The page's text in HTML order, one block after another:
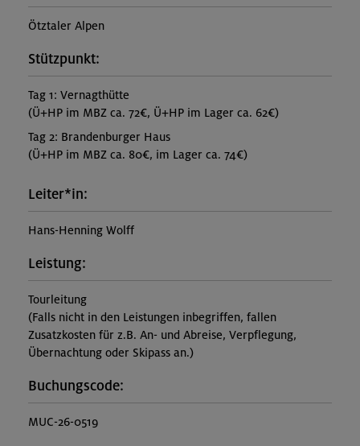
Ötztaler Alpen
Stützpunkt:
Tag 1: Vernagthütte
(Ü+HP im MBZ ca. 72€, Ü+HP im Lager ca. 62€)
Tag 2: Brandenburger Haus
(Ü+HP im MBZ ca. 80€, im Lager ca. 74€)
Leiter*in:
Hans-Henning Wolff
Leistung:
Tourleitung
(Falls nicht in den Leistungen inbegriffen, fallen
Zusatzkosten für z.B. An- und Abreise, Verpflegung,
Übernachtung oder Skipass an.)
Buchungscode:
MUC-26-0519